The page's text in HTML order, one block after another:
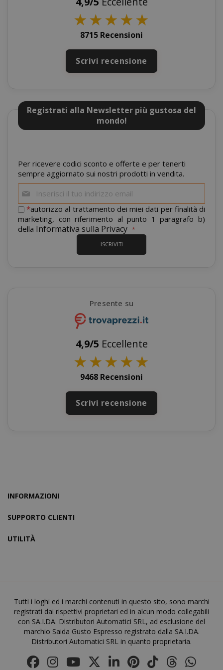
★★★★★
8715 Recensioni
Scrivi recensione
Registrati alla Newsletter più gustosa del
mondo!
Per ricevere codici sconto e offerte e per tenerti
sempre aggiornato sui nostri prodotti in vendita.
alla
nostra
newsletter:
*autorizzo al trattamento dei miei dati per finalità di
marketing, con riferimento al punto 1 paragrafo b)
della Informativa sulla Privacy
ISCRIVITI
Presente su
4,9/5 Eccellente
★★★★★
9468 Recensioni
Scrivi recensione
INFORMAZIONI
SUPPORTO CLIENTI
UTILITÀ
Tutti i loghi ed i marchi contenuti in questo sito, sono marchi
registrati dai rispettivi proprietari ed in alcun modo collegabili
con SA.I.DA. Distributori Automatici SRL, ad esclusione del
marchio Saida Gusto Espresso registrato dalla SA.I.DA.
Distributori Automatici SRL in quanto proprietaria.
product_data_storage
FPGSID
mage-cache-storage-section-
invalidation
mage-messages